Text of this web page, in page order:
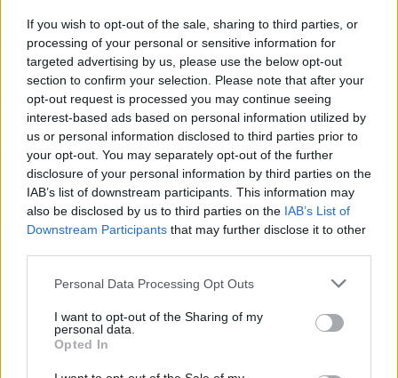
If you wish to opt-out of the sale, sharing to third parties, or
processing of your personal or sensitive information for
targeted advertising by us, please use the below opt-out
section to confirm your selection. Please note that after your
opt-out request is processed you may continue seeing
interest-based ads based on personal information utilized by
us or personal information disclosed to third parties prior to
your opt-out. You may separately opt-out of the further
disclosure of your personal information by third parties on the
IAB’s list of downstream participants. This information may
also be disclosed by us to third parties on the IAB’s List of
Downstream Participants that may further disclose it to other
Personal Data Processing Opt Outs
I want to opt-out of the Sharing of my
personal data.
Opted In
2026. július 19., vasárnap
Őrizetbe vették a Romániában is
súlyos bűncselekményekkel vádolt
Tate testvéreket